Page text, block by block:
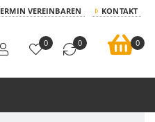
VEREINBAREN KONTAKT
0 0 0